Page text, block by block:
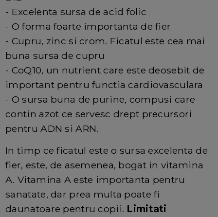
- Excelenta sursa de acid folic
- O forma foarte importanta de fier
- Cupru, zinc si crom. Ficatul este cea mai
buna sursa de cupru
- CoQ10, un nutrient care este deosebit de
important pentru functia cardiovasculara
- O sursa buna de purine, compusi care
contin azot ce servesc drept precursori
pentru ADN si ARN.
In timp ce ficatul este o sursa excelenta de
fier, este, de asemenea, bogat in vitamina
A. Vitamina A este importanta pentru
sanatate, dar prea multa poate fi
daunatoare pentru copii. Limitati